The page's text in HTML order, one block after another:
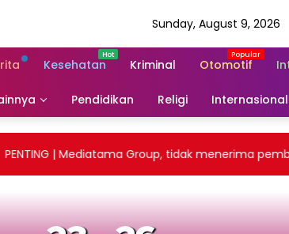
Sunday, August 9, 2026
Kesehatan Kriminal Otomotif
Pendidikan Religi Internasional
| Mediatama Group, tidak menerima